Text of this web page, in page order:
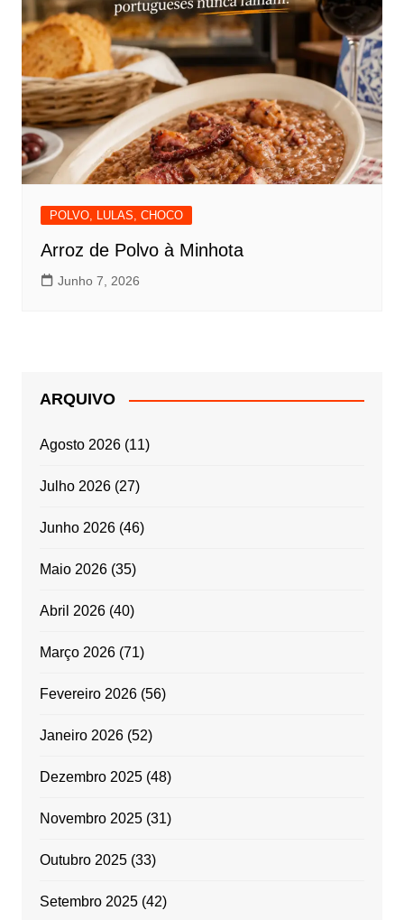
POLVO, LULAS, CHOCO
Arroz de Polvo à Minhota
Junho 7, 2026
ARQUIVO
Agosto 2026(11)
Julho 2026(27)
Junho 2026(46)
Maio 2026(35)
Abril 2026(40)
Março 2026(71)
Fevereiro 2026(56)
Janeiro 2026(52)
Dezembro 2025(48)
Novembro 2025(31)
Outubro 2025(33)
Setembro 2025(42)